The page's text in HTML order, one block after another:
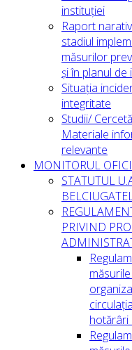
instituției
Raport
stadiul
măsurilor
și în planul de
Situația
integritate
Studii/
Materiale
relevante
MONITORUL
STATUTUL
PRIVIND
hotărâri